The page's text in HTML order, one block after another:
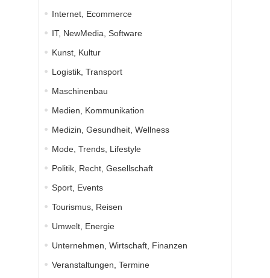
Internet, Ecommerce
IT, NewMedia, Software
Kunst, Kultur
Logistik, Transport
Maschinenbau
Medien, Kommunikation
Medizin, Gesundheit, Wellness
Mode, Trends, Lifestyle
Politik, Recht, Gesellschaft
Sport, Events
Tourismus, Reisen
Umwelt, Energie
Unternehmen, Wirtschaft, Finanzen
Veranstaltungen, Termine